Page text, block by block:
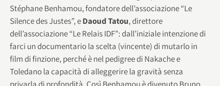
Stéphane Benhamou, fondatore dell’associazione “Le
Silence des Justes”, eDaoud Tatou, direttore
dell’associazione “Le Relais IDF”: dall’iniziale intenzione di
farci un documentario la scelta (vincente) di mutarlo in
film di finzione, perché è nel pedigree di Nakache e
Toledano la capacità di alleggerire la gravità senza
privarla di profondità. Così Benhamou è divenuto Bruno